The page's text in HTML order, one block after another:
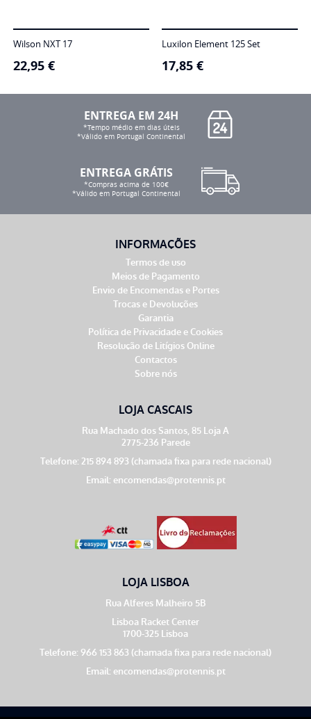
Wilson NXT 17
22,95 €
Luxilon Element 125 Set
17,85 €
ENTREGA EM 24H
*Tempo médio em dias úteis
*Válido em Portugal Continental
ENTREGA GRÁTIS
*Compras acima de 100€
*Válido em Portugal Continental
INFORMAÇÕES
Termos de uso
Meios de Pagamento
Envio de Encomendas e Portes
Trocas e Devoluções
Garantia
Política de Privacidade e Cookies
Resolução de Litígios Online
Contactos
Sobre nós
LOJA CASCAIS
Rua Machado dos Santos, 85 Loja A
2775-236 Parede
Telefone: 215 894 893 (chamada fixa para rede nacional)
Email: encomendas@protennis.pt
LOJA LISBOA
Rua Alferes Malheiro 5B
Lisboa Racket Center
1700-325 Lisboa
Telefone: 966 153 863 (chamada fixa para rede nacional)
Email: encomendas@protennis.pt